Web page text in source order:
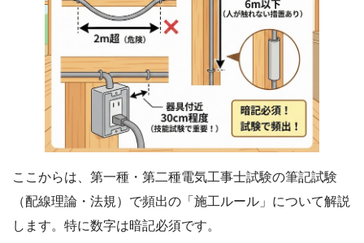
ここからは、第一種・第二種電気工事士試験の筆記試験
（配線理論・法規）で頻出の「施工ルール」について解説
します。特に数字は暗記必須です。